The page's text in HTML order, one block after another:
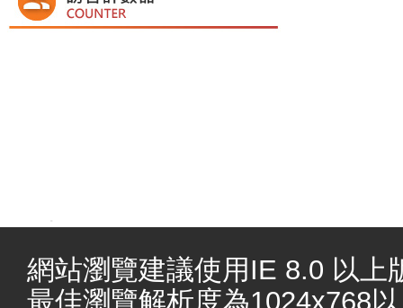
網站瀏覽建議使用IE 8.0 以上
最佳瀏覽解析度為1024x768